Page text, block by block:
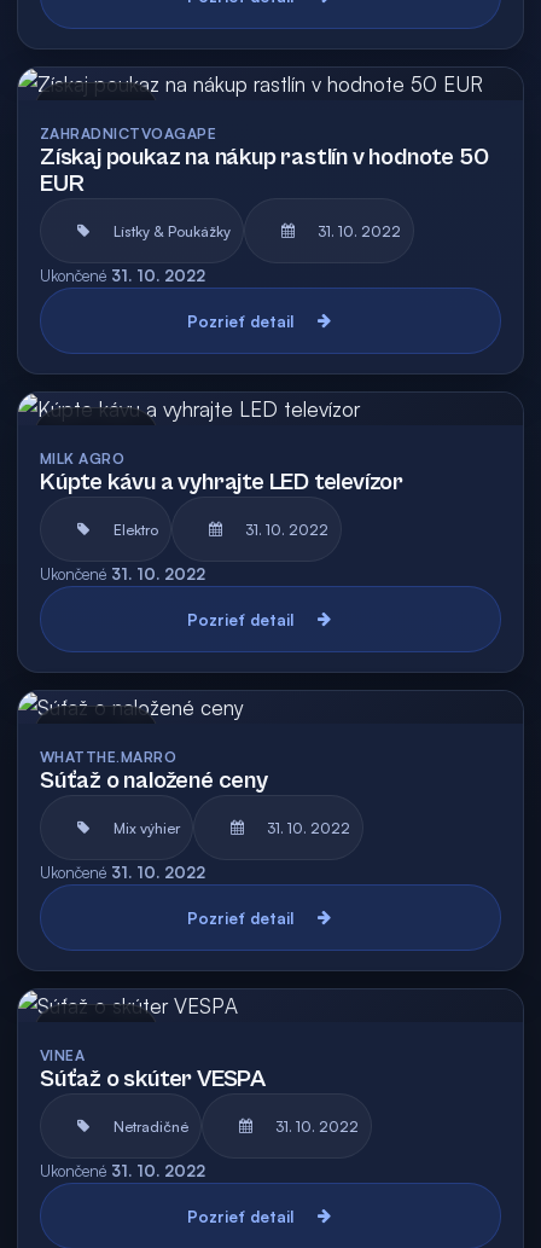
ZAHRADNICTVOAGAPE
Získaj poukaz na nákup rastlín v hodnote 50
EUR
Lístky & Poukážky 31. 10. 2022
Ukončené 31. 10. 2022
Pozrieť detail
MILK AGRO
Kúpte kávu a vyhrajte LED televízor
Elektro 31. 10. 2022
Ukončené 31. 10. 2022
Pozrieť detail
WHATTHE.MARRO
Súťaž o naložené ceny
Mix výhier 31. 10. 2022
Ukončené 31. 10. 2022
Pozrieť detail
VINEA
Súťaž o skúter VESPA
Netradičné 31. 10. 2022
Ukončené 31. 10. 2022
Pozrieť detail